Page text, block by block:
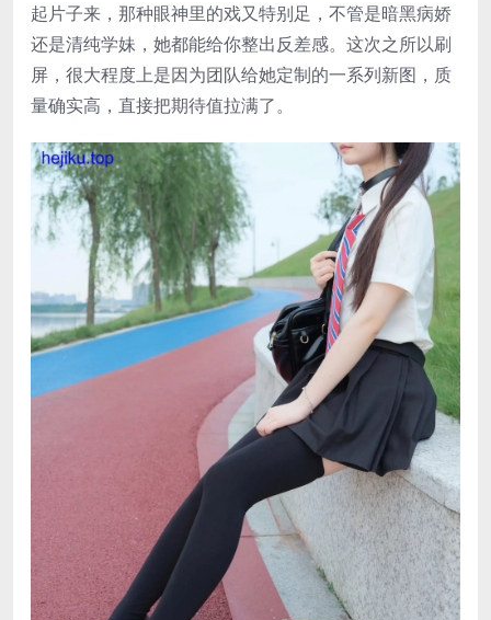
起片子来，那种眼神里的戏又特别足，不管是暗黑病娇
还是清纯学妹，她都能给你整出反差感。这次之所以刷
屏，很大程度上是因为团队给她定制的一系列新图，质
量确实高，直接把期待值拉满了。